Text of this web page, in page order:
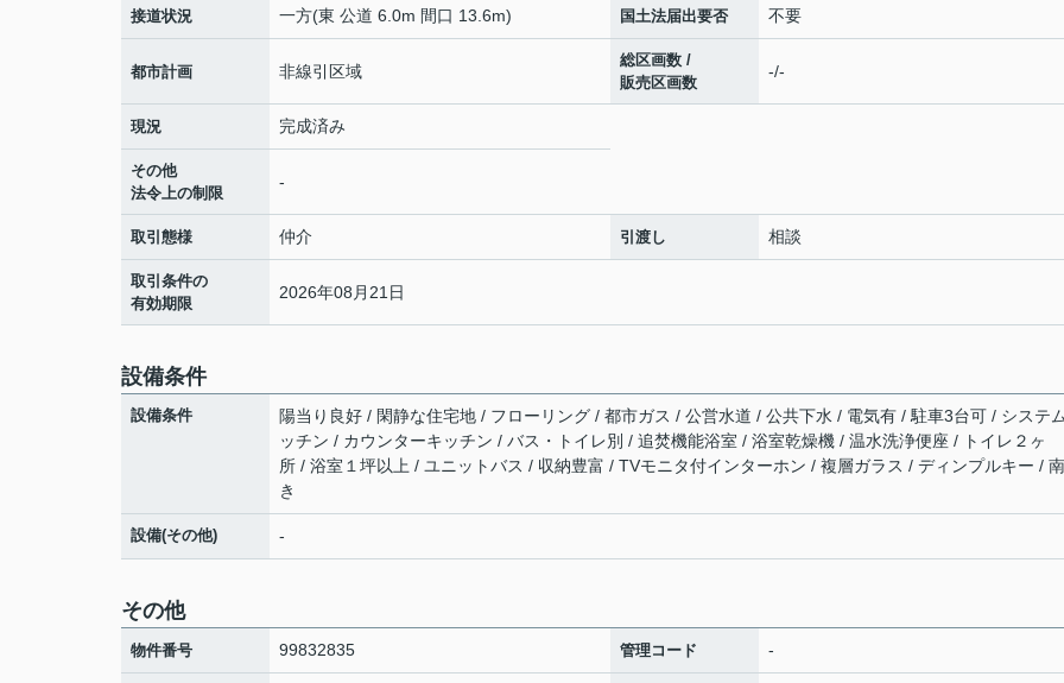
接道状況 一方(東 公道 6.0m 間口 13.6m) 国土法届出要否 不要
都市計画 非線引区域
総区画数 /
販売区画数
-/-
現況 完成済み
その他
法令上の制限
-
取引態様 仲介 引渡し 相談
取引条件の
有効期限
2026年08月21日
設備条件
設備条件
陽当り良好 / 閑静な住宅地 / フローリング / 都市ガス / 公営水道 / 公共下水 / 電気有 / 駐車3台可 / システ
ッチン / カウンターキッチン / バス・トイレ別 / 追焚機能浴室 / 浴室乾燥機 / 温水洗浄便座 / トイレ２ヶ
所 / 浴室１坪以上 / ユニットバス / 収納豊富 / TVモニタ付インターホン / 複層ガラス / ディンプルキー /
き
設備(その他) -
その他
物件番号 99832835 管理コード -